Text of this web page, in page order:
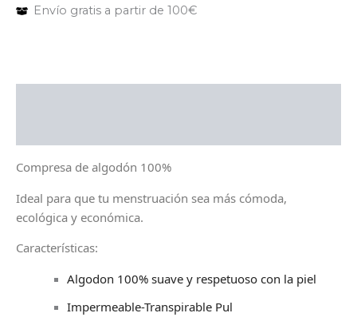
Envío gratis a partir de 100€
Compresa de algodón 100%
Ideal para que tu menstruación sea más cómoda,
ecológica y económica.
Características:
Algodon 100% suave y respetuoso con la piel
Impermeable-Transpirable Pul